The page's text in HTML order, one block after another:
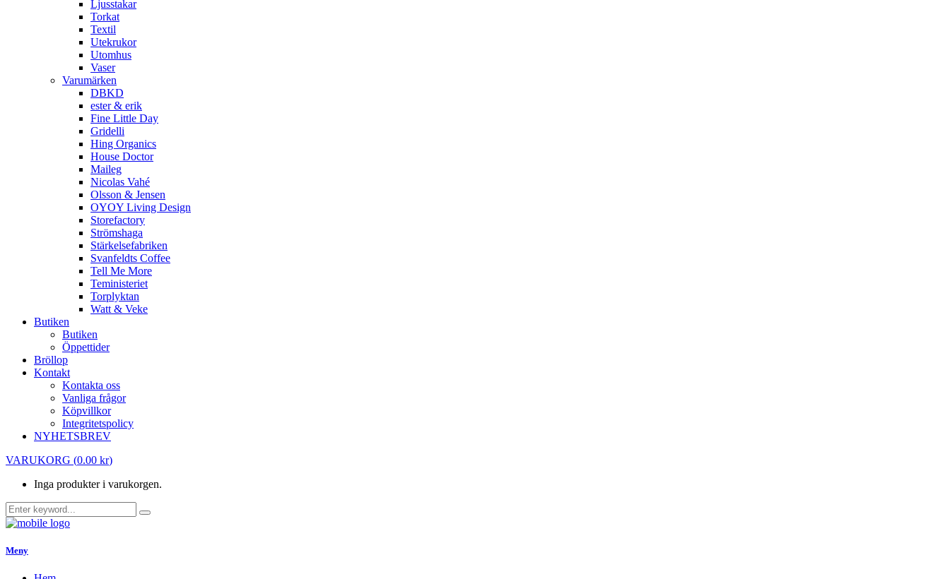
Ljusstakar
Torkat
Textil
Utekrukor
Utomhus
Vaser
Varumärken
DBKD
ester & erik
Fine Little Day
Gridelli
Hing Organics
House Doctor
Maileg
Nicolas Vahé
Olsson & Jensen
OYOY Living Design
Storefactory
Strömshaga
Stärkelsefabriken
Svanfeldts Coffee
Tell Me More
Teministeriet
Torplyktan
Watt & Veke
Butiken
Butiken
Öppettider
Bröllop
Kontakt
Kontakta oss
Vanliga frågor
Köpvillkor
Integritetspolicy
NYHETSBREV
VARUKORG (0.00 kr)
Inga produkter i varukorgen.
Meny